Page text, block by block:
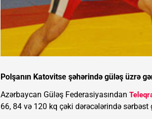
Polşanın Katovitse şəhərində güləş üzrə
Azərbaycan Güləş Federasiyasından
66, 84 və 120 kq çəki dərəcələrində